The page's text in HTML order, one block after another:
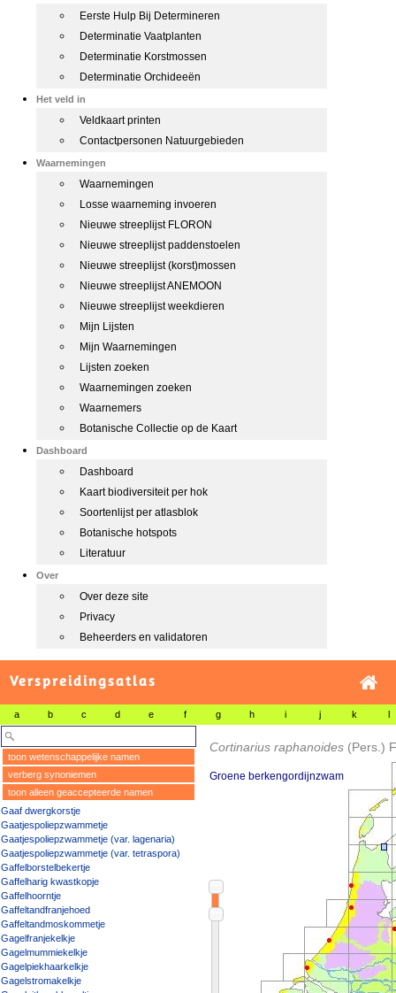
Eerste Hulp Bij Determineren
Determinatie Vaatplanten
Determinatie Korstmossen
Determinatie Orchideeën
Het veld in
Veldkaart printen
Contactpersonen Natuurgebieden
Waarnemingen
Waarnemingen
Losse waarneming invoeren
Nieuwe streeplijst FLORON
Nieuwe streeplijst paddenstoelen
Nieuwe streeplijst (korst)mossen
Nieuwe streeplijst ANEMOON
Nieuwe streeplijst weekdieren
Mijn Lijsten
Mijn Waarnemingen
Lijsten zoeken
Waarnemingen zoeken
Waarnemers
Botanische Collectie op de Kaart
Dashboard
Dashboard
Kaart biodiversiteit per hok
Soortenlijst per atlasblok
Botanische hotspots
Literatuur
Over
Over deze site
Privacy
Beheerders en validatoren
Verspreidingsatlas
a b c d e f g h i j k l
toon wetenschappelijke namen
verberg synoniemen
toon alleen geaccepteerde namen
Gaaf dwergkorstje
Gaatjespoliepzwammetje
Gaatjespoliepzwammetje (var. lagenaria)
Gaatjespoliepzwammetje (var. tetraspora)
Gaffelborstelbekertje
Gaffelharig kwastkopje
Gaffelhoorntje
Gaffeltandfranjehoed
Gaffeltandmoskommetje
Gagelfranjekelkje
Gagelmummiekelkje
Gagelpiekhaarkelkje
Gagelstromakelkje
Cortinarius raphanoides (Pers.)
Groene berkengordijnzwam